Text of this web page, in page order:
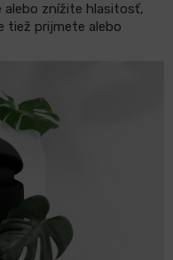
znížite hlasitosť,
tiež prijmete alebo